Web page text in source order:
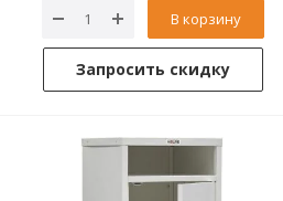
В корзину
Запросить скидку